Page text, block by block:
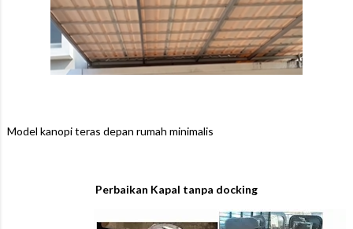
Model kanopi teras depan rumah minimalis
Perbaikan Kapal tanpa docking